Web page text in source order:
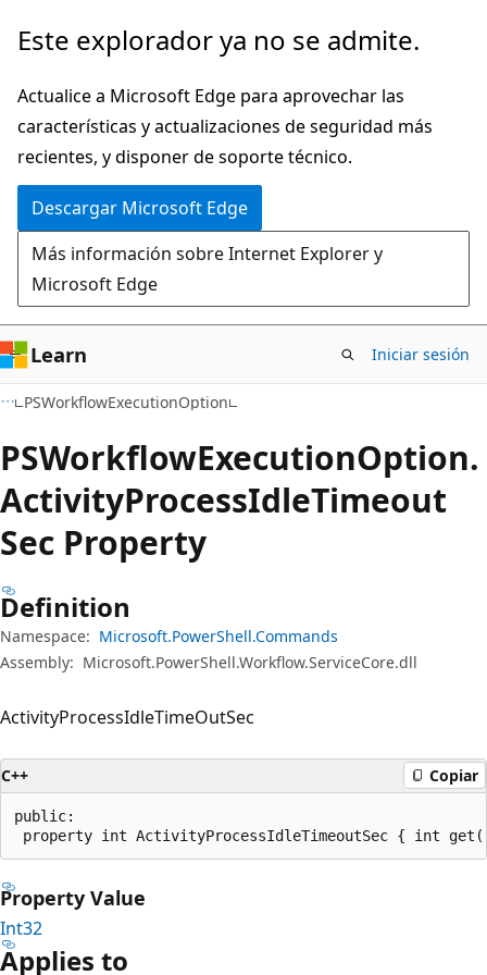
Ir
contenido
principal
Ir
la
navegación
en
la
página
Este explorador ya no se admite.
Actualice a Microsoft Edge para aprovechar las
características y actualizaciones de seguridad más
recientes, y disponer de soporte técnico.
Descargar Microsoft Edge
Más información sobre Internet Explorer y
Microsoft Edge
Learn Iniciar sesión
PSWorkflowExecutionOption
PSWorkflowExecutionOption.
ActivityProcessIdleTimeout
Sec Property
Definition
Namespace: Microsoft.PowerShell.Commands
Assembly: Microsoft.PowerShell.Workflow.ServiceCore.dll
ActivityProcessIdleTimeOutSec
C++ Copiar
public:
property int ActivityProcessIdleTimeoutSec { int
Property Value
Int32
Applies to